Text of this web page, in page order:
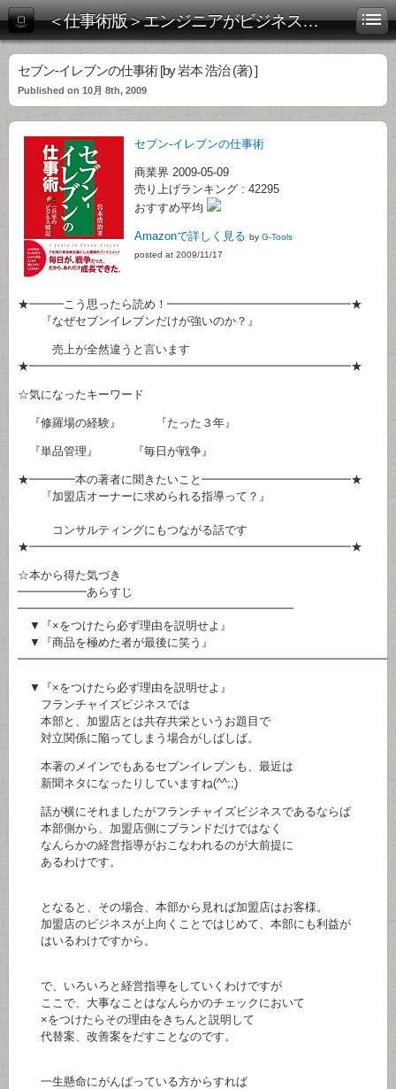
＜仕事術版＞エンジニアがビジネス書を斬る！
セブン-イレブンの仕事術 [by 岩本 浩治 (著) ]
Published on 10月 8th, 2009
セブン-イレブンの仕事術
商業界 2009-05-09
売り上げランキング : 42295
おすすめ平均
Amazonで詳しく見る by G-Tools
posted at 2009/11/17
★━━━こう思ったら読め！━━━━━━━━━━━━━━━━★
『なぜセブンイレブンだけが強いのか？』
売上が全然違うと言います
★━━━━━━━━━━━━━━━━━━━━━━━━━━━━★
☆気になったキーワード
『修羅場の経験』 『たった３年』
『単品管理』 『毎日が戦争』
★━━━━本の著者に聞きたいこと━━━━━━━━━━━━━★
『加盟店オーナーに求められる指導って？』
コンサルティングにもつながる話です
★━━━━━━━━━━━━━━━━━━━━━━━━━━━━★
☆本から得た気づき
━━━━━━あらすじ
━━━━━━━━━━━━━━━━━━━━━━━━
▼『×をつけたら必ず理由を説明せよ』
▼『商品を極めた者が最後に笑う』
▼『×をつけたら必ず理由を説明せよ』
フランチャイズビジネスでは
本部と、加盟店とは共存共栄というお題目で
対立関係に陥ってしまう場合がしばしば。
本著のメインでもあるセブンイレブンも、最近は
新聞ネタになったりしていますね(^^;;)
話が横にそれましたがフランチャイズビジネスであるならば
本部側から、加盟店側にブランドだけではなく
なんらかの経営指導がおこなわれるのが大前提に
あるわけです。
となると、その場合、本部から見れば加盟店はお客様。
加盟店のビジネスが上向くことではじめて、本部にも利益が
はいるわけですから。
で、いろいろと経営指導をしていくわけですが
ここで、大事なことはなんらかのチェックにおいて
×をつけたらその理由をきちんと説明して
代替案、改善案をだすことなのです。
一生懸命にがんばっている方からすれば